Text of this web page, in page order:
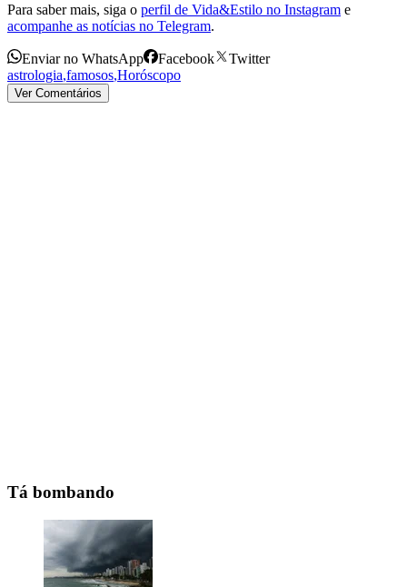
Para saber mais, siga o perfil de Vida&Estilo no Instagram e
acompanhe as notícias no Telegram.
Enviar no WhatsApp Facebook
Twitter
astrologia,famosos,Horóscopo
Ver Comentários
Tá bombando